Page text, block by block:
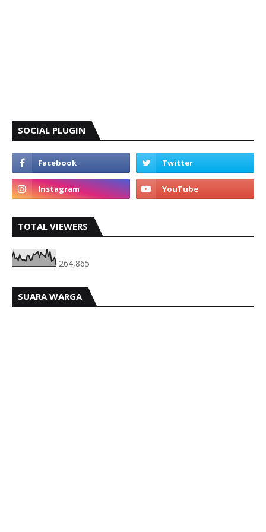
SOCIAL PLUGIN
TOTAL VIEWERS
264,865
SUARA WARGA